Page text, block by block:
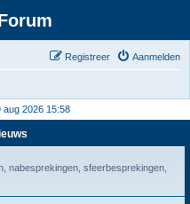
Aanmelden
Registreer
aug 2026 15:58
nabesprekingen, sfeerbesprekingen,